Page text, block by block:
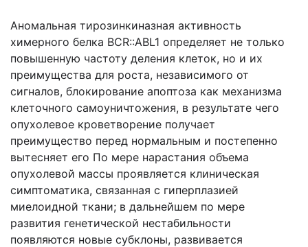
Аномальная тирозинкиназная активность
химерного белка BCR::ABL1 определяет не только
повышенную частоту деления клеток, но и их
преимущества для роста, независимого от
сигналов, блокирование апоптоза как механизма
клеточного самоуничтожения, в результате чего
опухолевое кроветворение получает
преимущество перед нормальным и постепенно
вытесняет его По мере нарастания объема
опухолевой массы проявляется клиническая
симптоматика, связанная с гиперплазией
миелоидной ткани; в дальнейшем по мере
развития генетической нестабильности
появляются новые субклоны, развивается